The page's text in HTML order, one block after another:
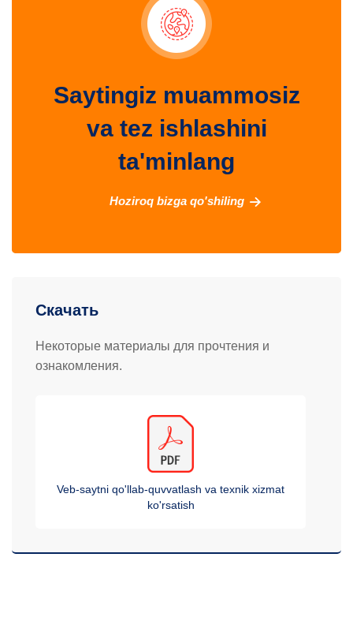
Saytingiz muammosiz
va tez ishlashini
ta'minlang
Hoziroq bizga qo'shiling
Скачать
Некоторые материалы для прочтения и
ознакомления.
Veb-saytni qo'llab-quvvatlash va texnik xizmat
ko'rsatish